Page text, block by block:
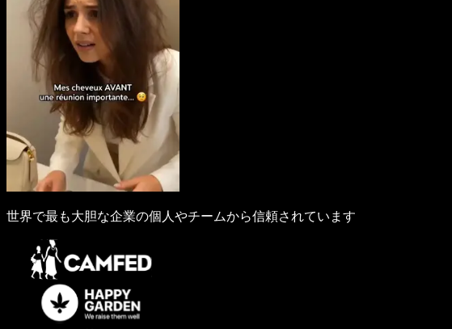
世界で最も大胆な企業の個人やチームから信頼されています